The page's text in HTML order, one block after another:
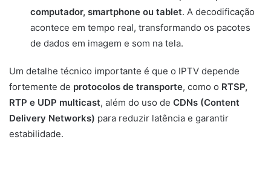
computador, smartphone ou tablet. A decodificação
acontece em tempo real, transformando os pacotes
de dados em imagem e som na tela.
Um detalhe técnico importante é que o IPTV depende
fortemente de protocolos de transporte, como o RTSP,
RTP e UDP multicast, além do uso de CDNs (Content
Delivery Networks) para reduzir latência e garantir
estabilidade.